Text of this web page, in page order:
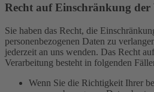
Recht auf Einschränkung der
Sie haben das Recht, die
personenbezogenen Daten zu
jederzeit an uns wenden. Das Recht
Verarbeitung besteht in folgenden
Wenn Sie die Richtigkeit Ihrer